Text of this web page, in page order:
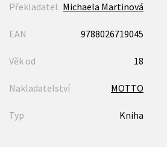
Překladatel Michaela Martinová
EAN 9788026719045
Věk od 18
Nakladatelství MOTTO
Typ Kniha